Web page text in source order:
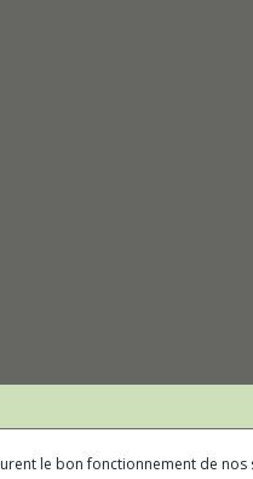
le bon fonctionnement de nos